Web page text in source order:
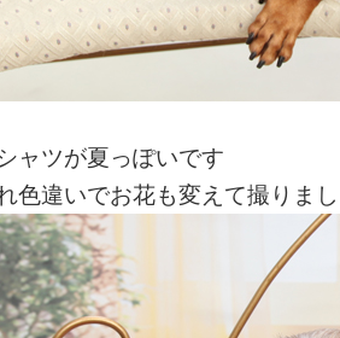
ャツが夏っぽいです
色違いでお花も変えて撮りま